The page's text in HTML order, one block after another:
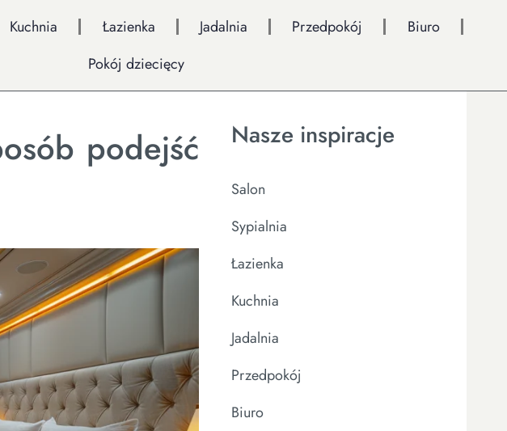
Kuchnia Łazienka Jadalnia Przedpokój
Biuro
Pokój dziecięcy
podejść Nasze inspiracje
Salon
Sypialnia
Łazienka
Kuchnia
Jadalnia
Przedpokój
Biuro